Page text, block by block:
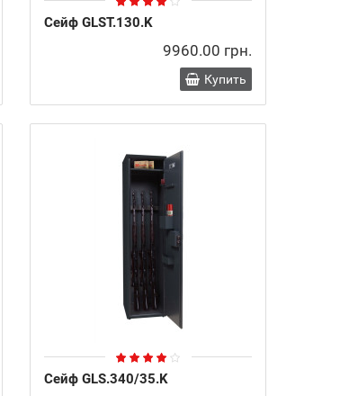
Сейф GLST.130.K
9960.00 грн.
Купить
Сейф GLS.340/35.K